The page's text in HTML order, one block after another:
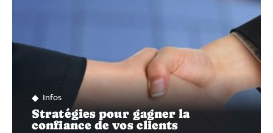
Infos
Stratégies pour gagner la
confiance de vos clients